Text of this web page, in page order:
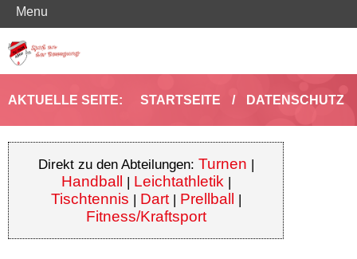
AKTUELLE SEITE: STARTSEITE / DATENSCHUTZ
Direkt zu den Abteilungen: Turnen
Handball Leichtathletik|
Tischtennis Dart Prellball
Fitness/Kraftsport
Menu